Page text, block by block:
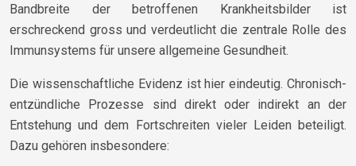
Bandbreite der betroffenen Krankheitsbilder ist
erschreckend gross und verdeutlicht die zentrale Rolle des
Immunsystems für unsere allgemeine Gesundheit.
Die wissenschaftliche Evidenz ist hier eindeutig. Chronisch-
entzündliche Prozesse sind direkt oder indirekt an der
Entstehung und dem Fortschreiten vieler Leiden beteiligt.
Dazu gehören insbesondere: